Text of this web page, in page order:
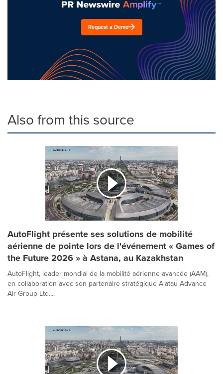
Request a Demo
Also from this source
AutoFlight présente ses solutions de mobilité
aérienne de pointe lors de l'événement « Games of
the Future 2026 » à Astana, au Kazakhstan
AutoFlight, leader mondial de la mobilité aérienne avancée (AAM),
en collaboration avec son partenaire stratégique Alatau Advance
Air Group Ltd....